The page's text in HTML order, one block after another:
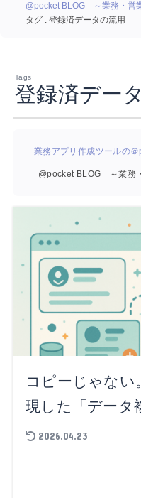
@pocket BLOG ～業務・営
タグ : 登録済データの流用
登録済デー
業務アプリ作成ツールの
@pocket BLOG ～業務
コピーじゃな
現した「データ
2026.04.23